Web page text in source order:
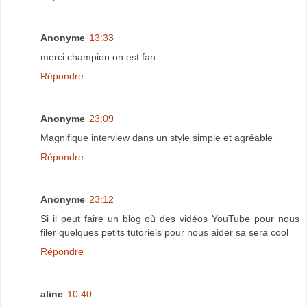
Anonyme 13:33
merci champion on est fan
Répondre
Anonyme 23:09
Magnifique interview dans un style simple et agréable
Répondre
Anonyme 23:12
Si il peut faire un blog où des vidéos YouTube pour nous
filer quelques petits tutoriels pour nous aider sa sera cool
Répondre
aline 10:40